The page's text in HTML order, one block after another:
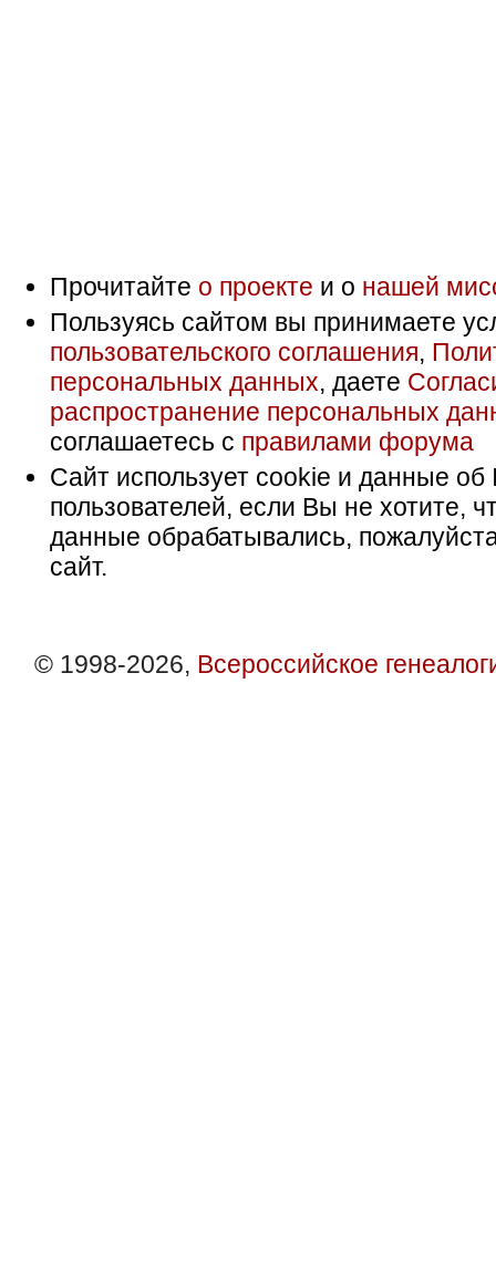
Прочитайте о проекте и о нашей
Пользуясь сайтом вы принимаете
пользовательского соглашения,
персональных данных, даете
распространение персональных
соглашаетесь с правилами форума
Сайт использует cookie и данные об
пользователей, если Вы не хотите,
данные обрабатывались,
сайт.
© 1998-2026, Всероссийское